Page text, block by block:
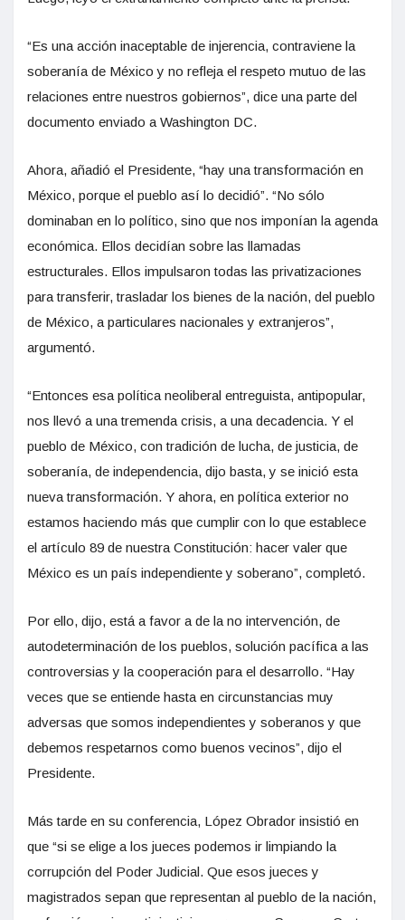
“Es una acción inaceptable de injerencia, contraviene la
soberanía de México y no refleja el respeto mutuo de las
relaciones entre nuestros gobiernos”, dice una parte del
documento enviado a Washington DC.
Ahora, añadió el Presidente, “hay una transformación en
México, porque el pueblo así lo decidió”. “No sólo
dominaban en lo político, sino que nos imponían la agenda
económica. Ellos decidían sobre las llamadas
estructurales. Ellos impulsaron todas las privatizaciones
para transferir, trasladar los bienes de la nación, del pueblo
de México, a particulares nacionales y extranjeros”,
argumentó.
“Entonces esa política neoliberal entreguista, antipopular,
nos llevó a una tremenda crisis, a una decadencia. Y el
pueblo de México, con tradición de lucha, de justicia, de
soberanía, de independencia, dijo basta, y se inició esta
nueva transformación. Y ahora, en política exterior no
estamos haciendo más que cumplir con lo que establece
el artículo 89 de nuestra Constitución: hacer valer que
México es un país independiente y soberano”, completó.
Por ello, dijo, está a favor a de la no intervención, de
autodeterminación de los pueblos, solución pacífica a las
controversias y la cooperación para el desarrollo. “Hay
veces que se entiende hasta en circunstancias muy
adversas que somos independientes y soberanos y que
debemos respetarnos como buenos vecinos”, dijo el
Presidente.
Más tarde en su conferencia, López Obrador insistió en
que “si se elige a los jueces podemos ir limpiando la
corrupción del Poder Judicial. Que esos jueces y
magistrados sepan que representan al pueblo de la nación,